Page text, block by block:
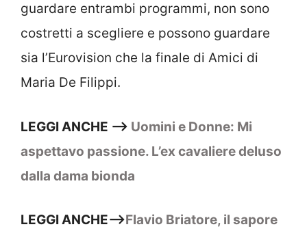
guardare entrambi programmi, non sono
costretti a scegliere e possono guardare
sia l’Eurovision che la finale di Amici di
Maria De Filippi.
LEGGI ANCHE –> Uomini e Donne: Mi
aspettavo passione. L’ex cavaliere deluso
dalla dama bionda
LEGGI ANCHE–>Flavio Briatore, il sapore